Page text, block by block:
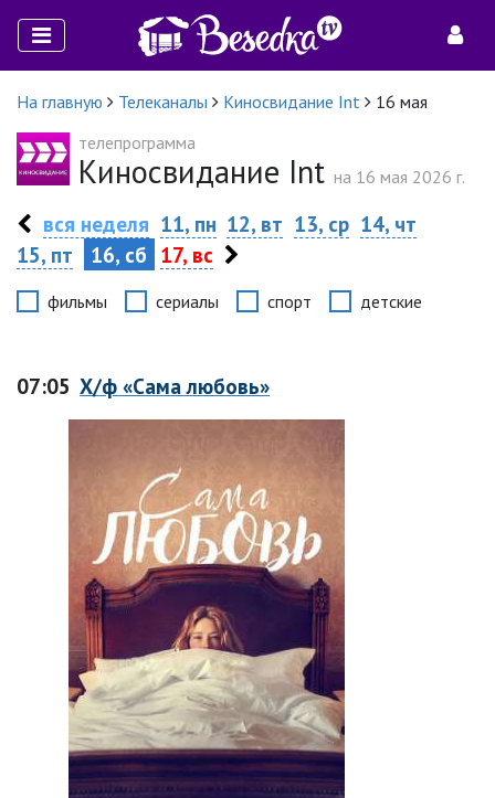
На главную Телеканалы Киносвидание Int
16 мая
телепрограмма
Киносвидание Int на 16 мая 2026 г.
вся неделя 11, пн 12, вт 13, ср 14, чт
15, пт
16, сб 17, вс
фильмы сериалы спорт детские
07:05 Х/ф «Сама любовь»